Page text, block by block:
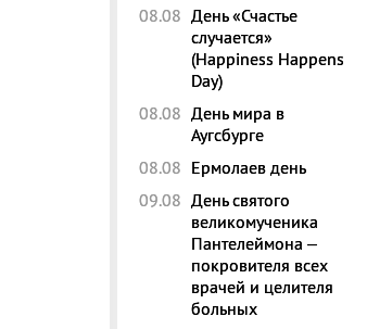
08.08 День «Счастье
случается»
(Happiness Happens
Day)
08.08 День мира в
Аугсбурге
08.08 Ермолаев день
09.08 День святого
великомученика
Пантелеймона –
покровителя всех
врачей и целителя
больных